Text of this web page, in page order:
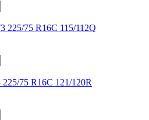
225/75 R16C 115/112Q
75 R16C 121/120R